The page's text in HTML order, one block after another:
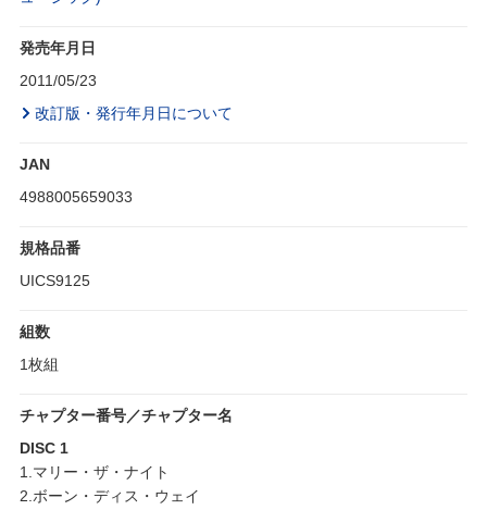
発売年月日
2011/05/23
改訂版・発行年月日について
JAN
4988005659033
規格品番
UICS9125
組数
1枚組
チャプター番号／チャプター名
DISC 1
1.マリー・ザ・ナイト
2.ボーン・ディス・ウェイ